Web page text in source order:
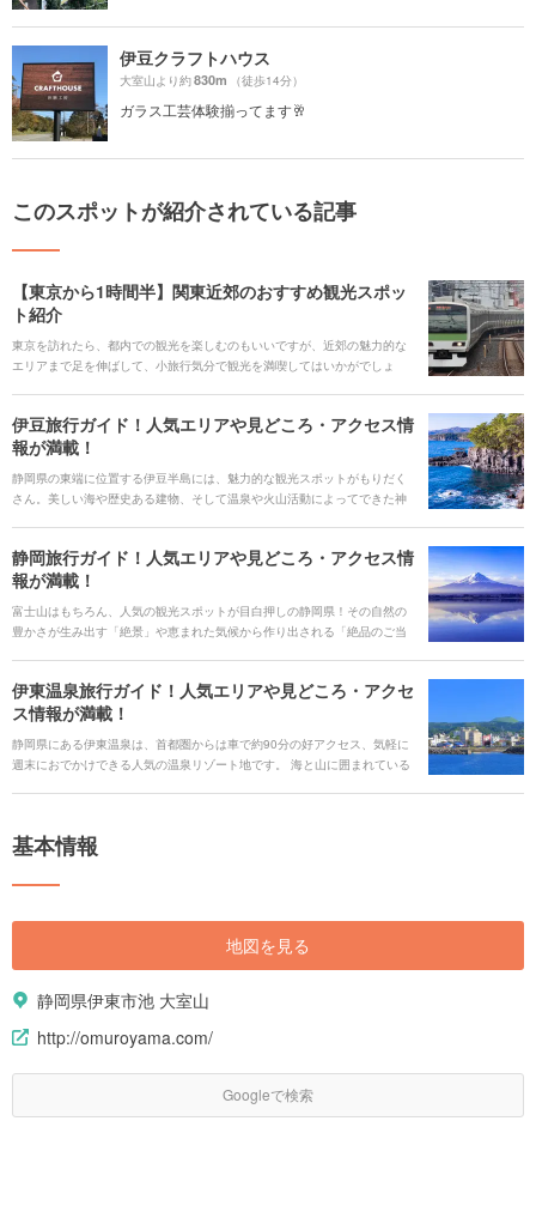
伊豆クラフトハウス
大室山より約830m （徒歩14分）
ガラス工芸体験揃ってます🥂
このスポットが紹介されている記事
【東京から1時間半】関東近郊のおすすめ観光スポッ
ト紹介
東京を訪れたら、都内での観光を楽しむのもいいですが、近郊の魅力的な
エリアまで足を伸ばして、小旅行気分で観光を満喫してはいかがでしょ
けるエリアと、そのエリアおすすめのスポットをご紹介します。
伊豆旅行ガイド！人気エリアや見どころ・アクセス情
報が満載！
静岡県の東端に位置する伊豆半島には、魅力的な観光スポットがもりだく
さん。美しい海や歴史ある建物、そして温泉や火山活動によってできた神
の見どころや人気の観光スポット、全国各地からのアクセス方法や島内の
移動手段に至るまで、たっぷりとご紹介します。
静岡旅行ガイド！人気エリアや見どころ・アクセス情
報が満載！
富士山はもちろん、人気の観光スポットが目白押しの静岡県！その自然の
豊かさが生み出す「絶景」や恵まれた気候から作り出される「絶品のご当
すい富士山エリア、その他にもシーンに合わせてエリアを選ぶことで異な
った雰囲気を味わえます。年間を通してイベントも多数開催されており、
光スポットやイベント情報をご紹介します。
伊東温泉旅行ガイド！人気エリアや見どころ・アクセ
ス情報が満載！
静岡県にある伊東温泉は、首都圏からは車で約90分の好アクセス、気軽に
週末におでかけできる人気の温泉リゾート地です。 海と山に囲まれている
基本情報
地図を見る
静岡県伊東市池 大室山
http://omuroyama.com/
Googleで検索